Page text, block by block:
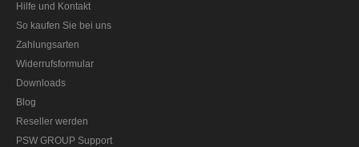
Hilfe und Kontakt
So kaufen Sie bei uns
Zahlungsarten
Widerrufsformular
Downloads
Blog
Reseller werden
PSW GROUP Support